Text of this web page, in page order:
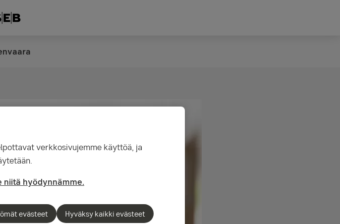
verkkosivujemme käyttöä, ja
niitä hyödynnämme.
evästeet Hyväksy kaikki evästeet